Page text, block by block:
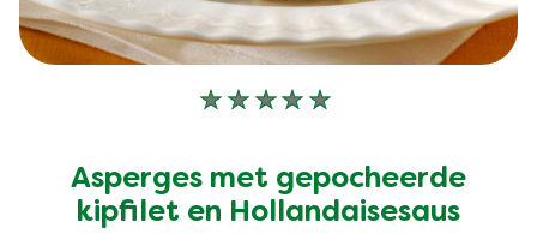
Geen
voor
deze
Asperges met gepocheerde
kipfilet en Hollandaisesaus